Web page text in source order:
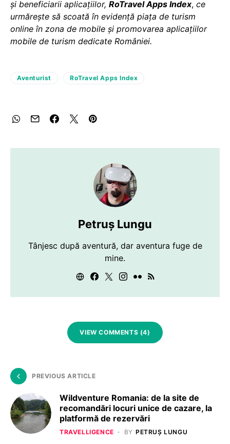
și beneficiarii aplicațiilor, RoTravel Apps Index, ce
urmărește să scoată în evidență piața de turism
online în zona de mobile și promovarea aplicațiilor
mobile de turism dedicate României.
Aventurist RoTravel Apps Index
Petruș Lungu
Tânjesc după aventură, dar aventura fuge de
mine.
VIEW COMMENTS (4)
PREVIOUS ARTICLE
Wildventure Romania: de la site de
recomandări locuri unice de cazare, la
platformă de rezervări
TRAVELLIGENCE BY PETRUȘ LUNGU